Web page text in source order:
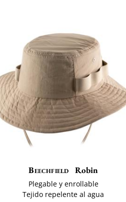
Beechfield Robin
Plegable y enrollable
Tejido repelente al agua